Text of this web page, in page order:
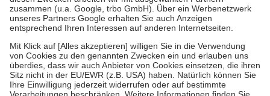
Bei Heilmitteln und häuslicher Krankenpflege beträgt die
Zuzahlung zehn Prozent der Kosten sowie zehn Euro je
Um das Engagement der Versicherten für ihre eigene Gesundheit zu
stärken und die besondere Stellung der Familie zu unterstützen,
fallenkeine Zuzahlungen an bei:
• Kindern und Jugendlichen bis zum vollendeten 18. Lebensjahr